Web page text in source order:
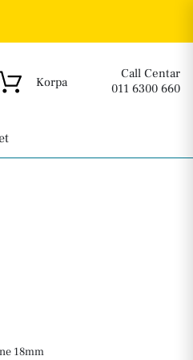
Korpa
Call Centar
011 6300 660
18mm